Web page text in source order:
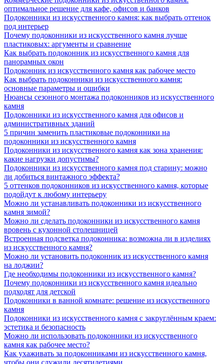
оптимальное решение для кафе, офисов и банков
Подоконники из искусственного камня: как выбрать оттенок
под интерьер
Почему подоконники из искусственного камня лучше
пластиковых: аргументы и сравнение
Как выбрать подоконник из искусственного камня для
панорамных окон
Подоконник из искусственного камня как рабочее место
Как выбрать подоконники из искусственного камня:
основные параметры и ошибки
Нюансы сезонного монтажа подоконников из искусственного
камня
Подоконники из искусственного камня для офисов и
административных зданий
5 причин заменить пластиковые подоконники на
подоконники из искусственного камня
Подоконники из искусственного камня как зона хранения:
какие нагрузки допустимы?
Подоконники из искусственного камня под старину: можно
ли добиться винтажного эффекта?
5 оттенков подоконников из искусственного камня, которые
подойдут к любому интерьеру
Можно ли устанавливать подоконники из искусственного
камня зимой?
Можно ли сделать подоконники из искусственного камня
вровень с кухонной столешницей
Встроенная подсветка подоконника: возможна ли в изделиях
из искусственного камня?
Можно ли установить подоконник из искусственного камня
на лоджии?
Где необходимы подоконники из искусственного камня?
Почему подоконники из искусственного камня идеально
подходят для детской
Подоконники в ванной комнате: решение из искусственного
камня
Подоконники из искусственного камня с закруглённым краем:
эстетика и безопасность
Можно ли использовать подоконники из искусственного
камня как рабочее место?
Как ухаживать за подоконниками из искусственного камня,